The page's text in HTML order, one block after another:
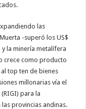
las
-superó los US$
la minería metalífera
crece como producto
top ten de bienes
millonarias vía el
para la
provincias andinas.